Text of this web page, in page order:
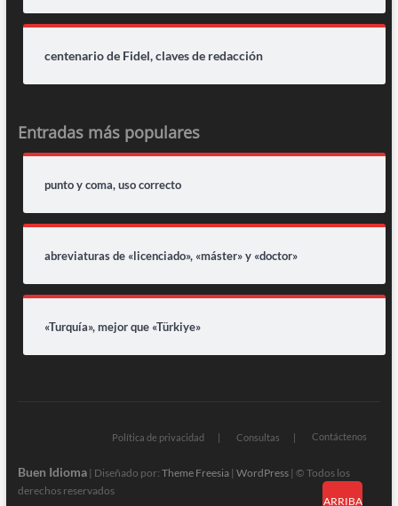
centenario de Fidel, claves de redacción
Entradas más populares
punto y coma, uso correcto
abreviaturas de «licenciado», «máster» y «doctor»
«Turquía», mejor que «Türkiye»
Política de privacidad Consultas Contáctenos
Buen Idioma| Diseñado por: Theme Freesia| WordPress| © Todos los
derechos reservados
ARRIBA